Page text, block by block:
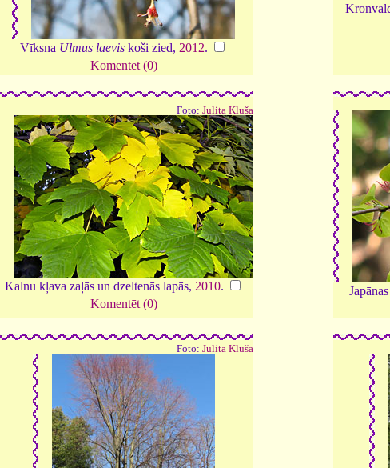
Vīksna Ulmus laevis koši zied, 2012.
Komentēt (0)
Foto: Julita Kluša
Kalnu kļava zaļās un dzeltenās lapās, 2010.
Komentēt (0)
Foto: Julita Kluša